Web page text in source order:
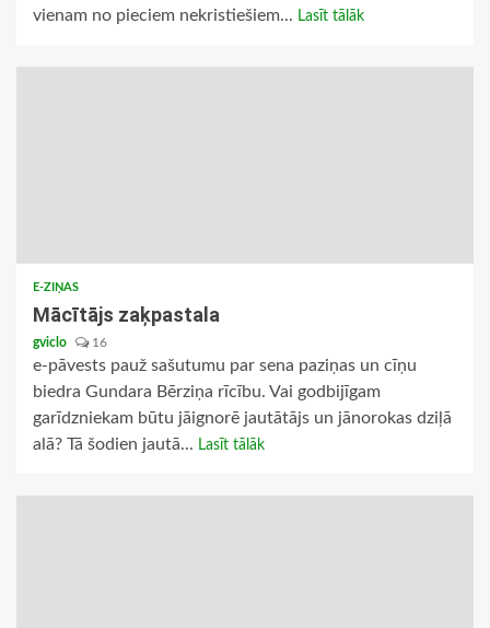
vienam no pieciem nekristiešiem... Lasīt tālāk
E-ZIŅAS
Mācītājs zaķpastala
gviclo 16
e-pāvests pauž sašutumu par sena paziņas un cīņu
biedra Gundara Bērziņa rīcību. Vai godbijīgam
garīdzniekam būtu jāignorē jautātājs un jānorokas dziļā
alā? Tā šodien jautā... Lasīt tālāk